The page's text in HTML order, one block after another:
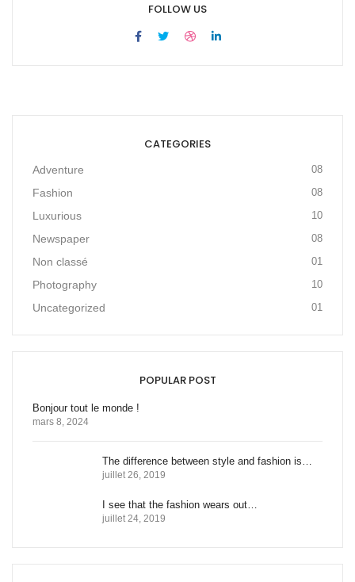
FOLLOW US
CATEGORIES
Adventure 08
Fashion 08
Luxurious 10
Newspaper 08
Non classé 01
Photography 10
Uncategorized 01
POPULAR POST
Bonjour tout le monde !
mars 8, 2024
The difference between style and fashion is…
juillet 26, 2019
I see that the fashion wears out…
juillet 24, 2019